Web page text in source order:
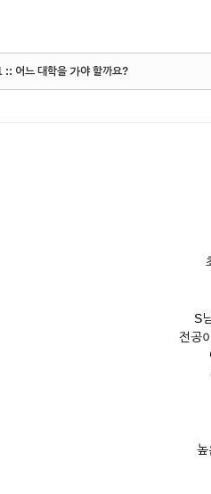
:: 어느 대학을 가야 할까요?
S
전공
높